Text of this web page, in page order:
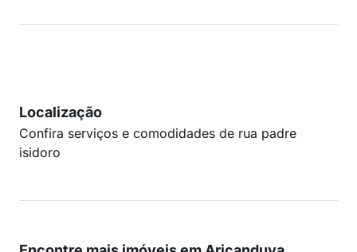
Localização
Confira serviços e comodidades de rua padre
isidoro